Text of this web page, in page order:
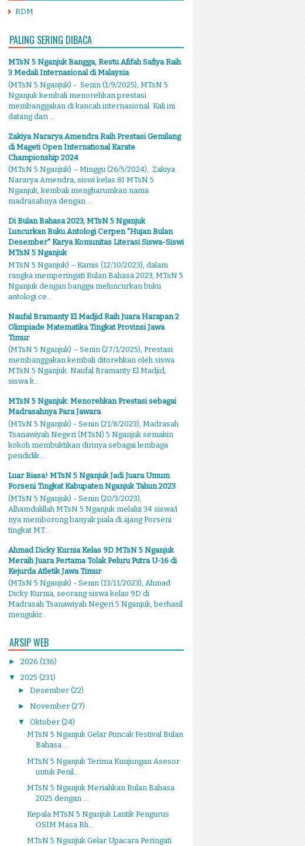
RDM
PALING SERING DIBACA
MTsN 5 Nganjuk Bangga, Restu Afifah Safiya Raih
3 Medali Internasional di Malaysia
(MTsN 5 Nganjuk) - Senin (1/9/2025), MTsN 5
Nganjuk kembali menorehkan prestasi
membanggakan di kancah internasional. Kali ini
datang dari ...
Zakiya Nararya Amendra Raih Prestasi Gemilang
di Mageti Open International Karate
Championship 2024
(MTsN 5 Nganjuk) – Minggu (26/5/2024), Zakiya
Nararya Amendra, siswi kelas 8I MTsN 5
Nganjuk, kembali mengharumkan nama
madrasahnya dengan ...
Di Bulan Bahasa 2023, MTsN 5 Nganjuk
Luncurkan Buku Antologi Cerpen "Hujan Bulan
Desember" Karya Komunitas Literasi Siswa-Siswi
MTsN 5 Nganjuk
MTsN 5 Nganjuk) – Kamis (12/10/2023), dalam
rangka memperingati Bulan Bahasa 2023, MTsN 5
Nganjuk dengan bangga meluncurkan buku
antologi ce...
Naufal Bramanty El Madjid Raih Juara Harapan 2
Olimpiade Matematika Tingkat Provinsi Jawa
Timur
(MTsN 5 Nganjuk) – Senin (27/1/2025), Prestasi
membanggakan kembali ditorehkan oleh siswa
MTsN 5 Nganjuk. Naufal Bramanty El Madjid,
siswa k...
MTsN 5 Nganjuk: Menorehkan Prestasi sebagai
Madrasahnya Para Jawara
(MTsN 5 Nganjuk) - Senin (21/8/2023), Madrasah
Tsanawiyah Negeri (MTsN) 5 Nganjuk semakin
kokoh membuktikan dirinya sebagai lembaga
pendidik...
Luar Biasa! MTsN 5 Nganjuk Jadi Juara Umum
Porseni Tingkat Kabupaten Nganjuk Tahun 2023
(MTsN 5 Nganjuk) - Senin (20/3/2023),
Alhamdulillah MTsN 5 Nganjuk melalui 34 siswa/i
nya memborong banyak piala di ajang Porseni
tingkat MT...
Ahmad Dicky Kurnia Kelas 9D MTsN 5 Nganjuk
Meraih Juara Pertama Tolak Peluru Putra U-16 di
Kejurda Atletik Jawa Timur
(MTsN 5 Nganjuk) - Senin (13/11/2023), Ahmad
Dicky Kurnia, seorang siswa kelas 9D di
Madrasah Tsanawiyah Negeri 5 Nganjuk, berhasil
mengukir...
ARSIP WEB
► 2026 (136)
▼ 2025 (231)
► Desember (22)
► November (27)
▼ Oktober (24)
MTsN 5 Nganjuk Gelar Puncak Festival Bulan
Bahasa ...
MTsN 5 Nganjuk Terima Kunjungan Asesor
untuk Penil...
MTsN 5 Nganjuk Meriahkan Bulan Bahasa
2025 dengan ...
Kepala MTsN 5 Nganjuk Lantik Pengurus
OSIM Masa Bh...
MTsN 5 Nganjuk Gelar Upacara Peringati